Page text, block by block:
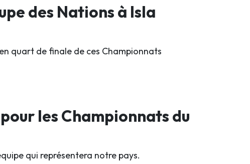
des Nations à Isla
quart de finale de ces Championnats
les Championnats du
qui représentera notre pays.